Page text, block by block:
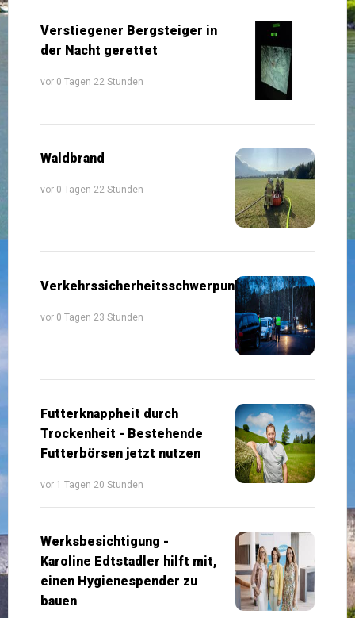
Verstiegener Bergsteiger in
der Nacht gerettet
vor 0 Tagen 22 Stunden
Waldbrand
vor 0 Tagen 22 Stunden
Verkehrssicherheitsschwerpunkte
vor 0 Tagen 23 Stunden
Futterknappheit durch
Trockenheit - Bestehende
Futterbörsen jetzt nutzen
vor 1 Tagen 20 Stunden
Werksbesichtigung -
Karoline Edtstadler hilft mit,
einen Hygienespender zu
bauen